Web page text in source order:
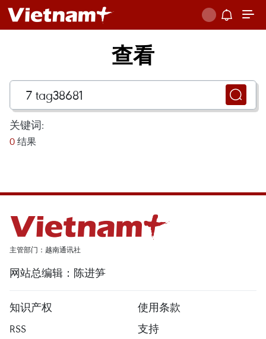
查看
关键词:
0 结果
主管部门：越南通讯社
网站总编辑：陈进笋
知识产权
使用条款
RSS
支持